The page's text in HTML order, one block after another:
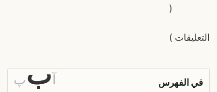
التعليقات
(
)
في الفهرس آبپ